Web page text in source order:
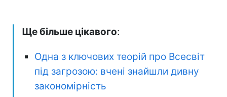
Ще більше цікавого:
Одна з ключових теорій про Всесвіт
під загрозою: вчені знайшли дивну
закономірність